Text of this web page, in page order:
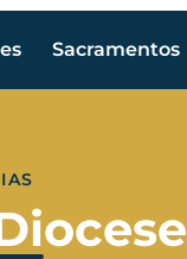
Sacramentos